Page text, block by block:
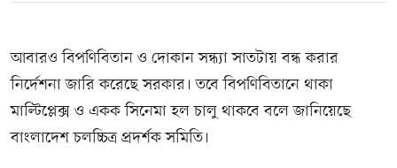
আবারও বিপণিবিতান ও দোকান সন্ধ্যা সাতটায় বন্ধ করার
নির্দেশনা জারি করেছে সরকার। তবে বিপণিবিতানে থাকা
মাল্টিপ্লেক্স ও একক সিনেমা হল চালু থাকবে বলে জানিয়েছে
বাংলাদেশ চলচ্চিত্র প্রদর্শক সমিতি।